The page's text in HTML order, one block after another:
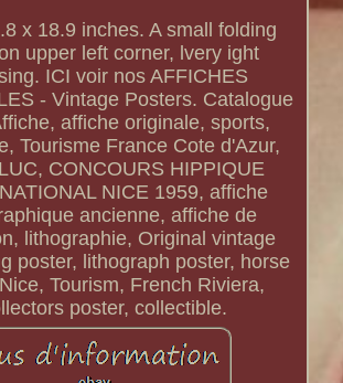
x 18.9 inches. A small folding
upper left corner, lvery ight
ICI voir nos AFFICHES
- Vintage Posters. Catalogue
affiche originale, sports,
Tourisme France Cote d'Azur,
CONCOURS HIPPIQUE
NICE 1959, affiche
ancienne, affiche de
lithographie, Original vintage
poster, lithograph poster, horse
Tourism, French Riviera,
poster, collectible.